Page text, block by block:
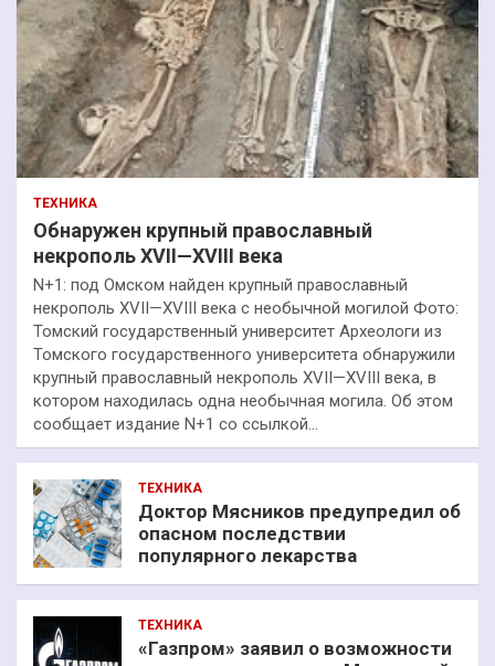
ТЕХНИКА
Обнаружен крупный православный
некрополь XVII—XVIII века
N+1: под Омском найден крупный православный
некрополь XVII—XVIII века с необычной могилой Фото:
Томский государственный университет Археологи из
Томского государственного университета обнаружили
крупный православный некрополь XVII—XVIII века, в
котором находилась одна необычная могила. Об этом
сообщает издание N+1 со ссылкой…
ТЕХНИКА
Доктор Мясников предупредил об
опасном последствии
популярного лекарства
ТЕХНИКА
«Газпром» заявил о возможности